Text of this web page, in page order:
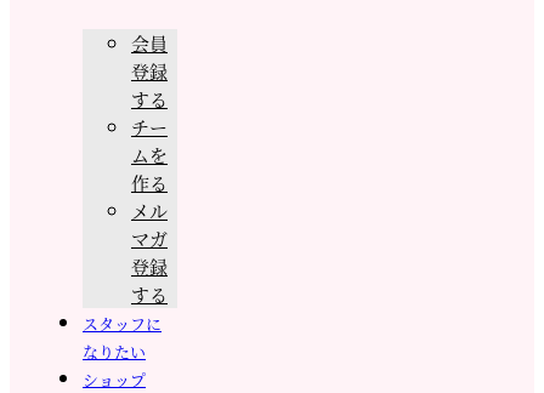
会員
登録
する
チー
ムを
作る
メル
マガ
登録
する
スタッフに
なりたい
ショップ